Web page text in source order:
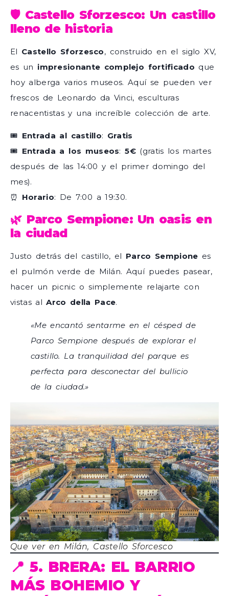
🛡️ Castello Sforzesco: Un castillo
lleno de historia
El Castello Sforzesco, construido en el siglo XV,
es un impresionante complejo fortificado que
hoy alberga varios museos. Aquí se pueden ver
frescos de Leonardo da Vinci, esculturas
renacentistas y una increíble colección de arte.
🎟 Entrada al castillo: Gratis
🎟 Entrada a los museos:5€(gratis los martes
después de las 14:00 y el primer domingo del
mes).
⏰ Horario: De 7:00 a 19:30.
🌿 Parco Sempione: Un oasis en
la ciudad
Justo detrás del castillo, el Parco Sempione es
el pulmón verde de Milán. Aquí puedes pasear,
hacer un picnic o simplemente relajarte con
vistas alArco della Pace.
«Me encantó sentarme en el césped de
Parco Sempione después de explorar el
castillo. La tranquilidad del parque es
perfecta para desconectar del bullicio
de la ciudad.»
Que ver en Milán, Castello Sforcesco
📍 5. BRERA: EL BARRIO
MÁS BOHEMIO Y